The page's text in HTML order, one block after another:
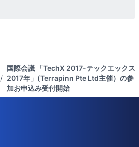
/
国際会議 「TechX 2017-テックエックス
2017年」(Terrapinn Pte Ltd主催）の参
加お申込み受付開始